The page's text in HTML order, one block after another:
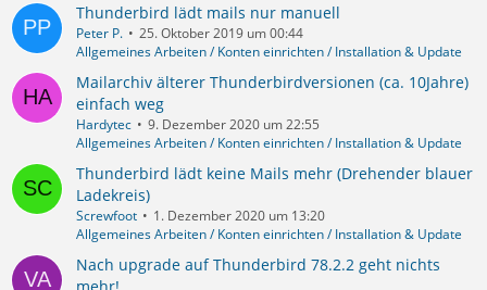
Thunderbird lädt mails nur manuell
Peter P.
25. Oktober 2019 um 00:44
Allgemeines Arbeiten / Konten einrichten / Installation & Update
Mailarchiv älterer Thunderbirdversionen (ca. 10Jahre)
einfach weg
Hardytec
9. Dezember 2020 um 22:55
Allgemeines Arbeiten / Konten einrichten / Installation & Update
Thunderbird lädt keine Mails mehr (Drehender blauer
Ladekreis)
Screwfoot
1. Dezember 2020 um 13:20
Allgemeines Arbeiten / Konten einrichten / Installation & Update
Nach upgrade auf Thunderbird 78.2.2 geht nichts